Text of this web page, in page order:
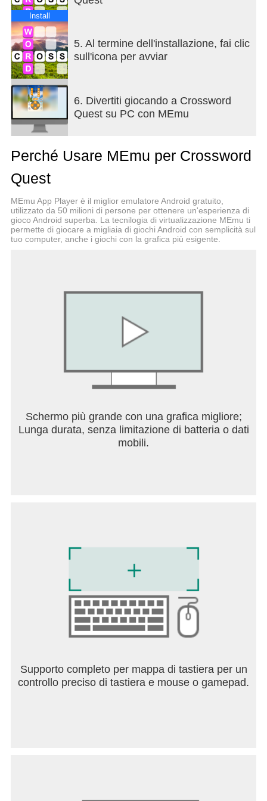
games, more bonus coins and more FUN
- Play OFFLINE or ONLINE - anytime, anywhere!
Crossword Quest is an addictive puzzle that can
take you away for hours of intellectual pastime!
Install
5. Al termine dell'installazione, fai clic
sull'icona per avviar
6. Divertiti giocando a Crossword
Quest su PC con MEmu
Perché Usare MEmu per Crossword
Quest
MEmu App Player è il miglior emulatore Android gratuito,
utilizzato da 50 milioni di persone per ottenere un'esperienza di
gioco Android superba. La tecnilogia di virtualizzazione MEmu ti
permette di giocare a migliaia di giochi Android con semplicità sul
tuo computer, anche i giochi con la grafica più esigente.
Schermo più grande con una grafica migliore;
Lunga durata, senza limitazione di batteria o dati
mobili.
Supporto completo per mappa di tastiera per un
controllo preciso di tastiera e mouse o gamepad.